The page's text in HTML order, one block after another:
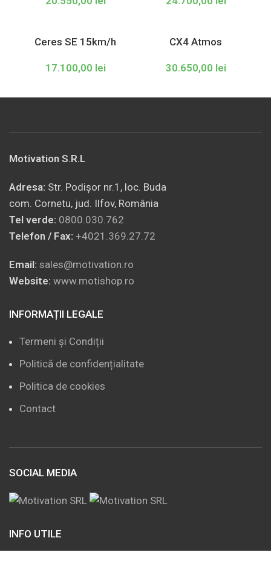
Ceres SE 15km/h
17.100,00 lei
CX4 Atmos
30.650,00 lei
Motivation S.R.L
Adresa: Str. Podișor nr.1, loc. Buda
com. Cornetu, jud. Ilfov, România
Tel verde: 0800.030.762
Telefon / Fax: +4021.369.27.72
Email: sales@motivation.ro
Website: www.motishop.ro
INFORMAȚII LEGALE
Termeni și Condiții
Politică de confidențialitate
Politica de cookies
Contact
SOCIAL MEDIA
INFO UTILE